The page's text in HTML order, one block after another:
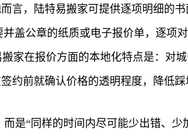
言，陆特易搬家可提供逐项明细的
盖公章的纸质或电子报价单，逐项
家在报价方面的本地化特点是：对
约前就确认价格的透明程度，降低踩
是“同样的时间内尽可能少出错、